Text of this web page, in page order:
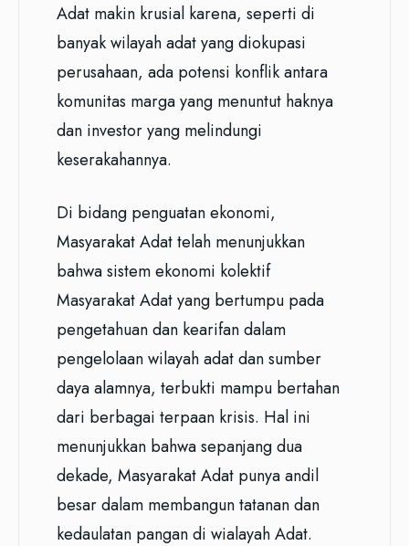
Adat makin krusial karena, seperti di
banyak wilayah adat yang diokupasi
perusahaan, ada potensi konflik antara
komunitas marga yang menuntut haknya
dan investor yang melindungi
keserakahannya.
Di bidang penguatan ekonomi,
Masyarakat Adat telah menunjukkan
bahwa sistem ekonomi kolektif
Masyarakat Adat yang bertumpu pada
pengetahuan dan kearifan dalam
pengelolaan wilayah adat dan sumber
daya alamnya, terbukti mampu bertahan
dari berbagai terpaan krisis. Hal ini
menunjukkan bahwa sepanjang dua
dekade, Masyarakat Adat punya andil
besar dalam membangun tatanan dan
kedaulatan pangan di wialayah Adat.